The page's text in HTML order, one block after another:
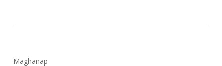
Maghanap